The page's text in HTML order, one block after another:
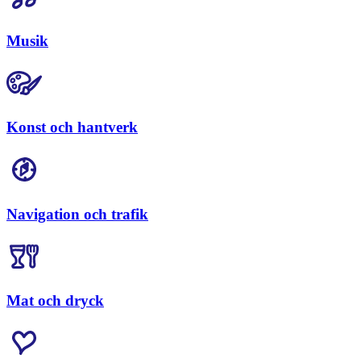
Musik
Konst och hantverk
Navigation och trafik
Mat och dryck